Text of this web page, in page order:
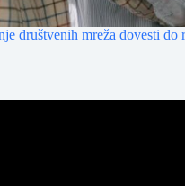
društvenih mreža dovesti do